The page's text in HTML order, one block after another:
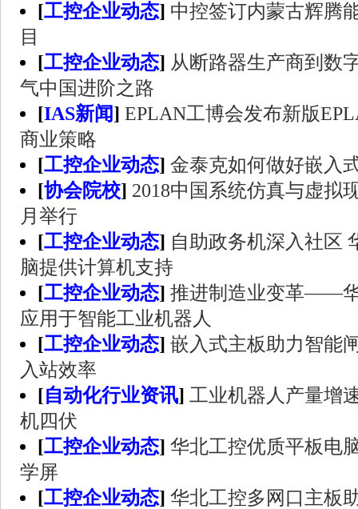
[工控企业动态] 中控签订内蒙古辉腾
目
[工控企业动态] 从断路器生产商到数
气中国进阶之路
[IAS新闻] EPLAN工博会发布新版
商业策略
[工控企业动态] 金泰克如何做好嵌入
[协会院校] 2018中国系统仿真与虚拟
月举行
[工控企业动态] 自助政务机深入社区
脑提供计算机支持
[工控企业动态] 推进制造业变革——
应用于智能工业机器人
[工控企业动态] 嵌入式主板助力智能
入站效率
[自动化行业资讯] 工业机器人产量增
机四伏
[工控企业动态] 华北工控优质平板电
学屏
[工控企业动态] 华北工控多网口主板